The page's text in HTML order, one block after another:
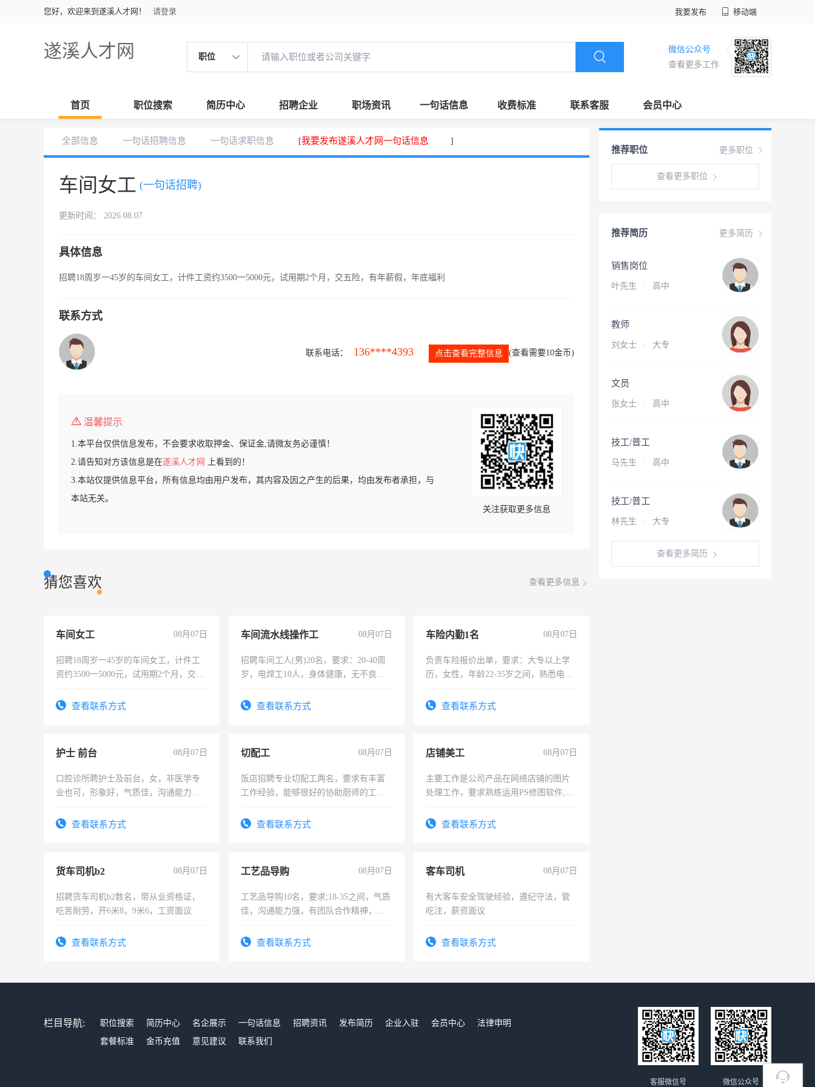
您好，欢迎来到遂溪人才网！ 请登录 我要发布 移动端
遂溪人才网 职位
微信公众号
查看更多工作
首页 职位搜索 简历中心 招聘企业 职场资讯 一句话信息 收费标准 联系客服 会员中心
全部信息 一句话招聘信息 一句话求职信息 [我要发布遂溪人才网一句话信息 ]
车间女工 (一句话招聘)
更新时间： 2026.08.07
具体信息
招聘18周岁一45岁的车间女工，计件工资约3500一5000元，试用期2个月，交五险，有年薪假，年底福利
联系方式
联系电话： 136****4393 点击查看完整信息 (查看需要10金币)
温馨提示
1.本平台仅供信息发布，不会要求收取押金、保证金,请微友务必谨慎！
2.请告知对方该信息是在遂溪人才网
上看到的！
3.本站仅提供信息平台，所有信息均由用户发布，其内容及因之产生的后果，均由发布者承担，与
本站无关。
关注获取更多信息
猜您喜欢 查看更多信息
车间女工 08月07日
招聘18周岁一45岁的车间女工，计件工
资约3500一5000元，试用期2个月，交五
查看联系方式
车间流水线操作工 08月07日
招聘车间工人(男)20名，要求：20-40周
岁，电焊工10人，身体健康，无不良嗜
宿，免费发放劳保用品，两班倒，每月
查看联系方式
车险内勤1名 08月07日
负责车险报价出单，要求：大专以上学
历，女性，年龄22-35岁之间，熟悉电脑
试用期1-3个月，转正后交纳五险，
查看联系方式
护士 前台 08月07日
口腔诊所聘护士及前台，女，非医学专
业也可，形象好，气质佳，沟通能力
查看联系方式
切配工 08月07日
饭店招聘专业切配工两名，要求有丰富
工作经验，能够很好的协助厨师的工
4500。查看联系方式
店铺美工 08月07日
主要工作是公司产品在网络店铺的图片
处理工作，要求熟练运用PS修图软件,工
查看联系方式
货车司机b2 08月07日
招聘货车司机b2数名，带从业资格证，
吃苦耐劳，开6米8，9米6，工资面议
查看联系方式
工艺品导购 08月07日
工艺品导购10名，要求;18-35之间，气质
佳，沟通能力强，有团队合作精神，有
查看联系方式
客车司机 08月07日
有大客车安全驾驶经验，遵纪守法，管
吃注，薪资面议
查看联系方式
更多职位
推荐职位
查看更多职位
更多简历
推荐简历
销售岗位
叶先生 · 高中
教师
刘女士 · 大专
文员
张女士 · 高中
技工/普工
马先生 · 高中
技工/普工
林先生 · 大专
查看更多简历
栏目导航: 职位搜索 简历中心 名企展示 一句话信息 招聘资讯 发布简历 企业入驻 会员中心
法律申明
套餐标准
金币充值 意见建议 联系我们
微信公众号
客服微信号